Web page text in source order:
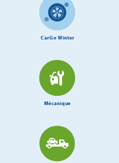
CarGo Winter
Mécanique